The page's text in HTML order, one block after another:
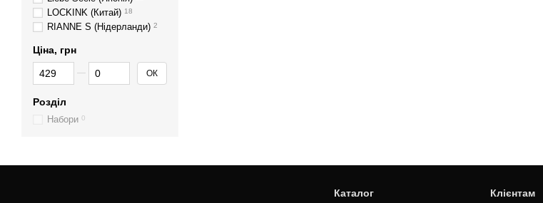
LOCKINK (Китай) 18
RIANNE S (Нідерланди) 2
Ціна, грн
Від Ціна, грн
До Ціна, грн ОК
Розділ
Набори 0
Каталог Клієнтам